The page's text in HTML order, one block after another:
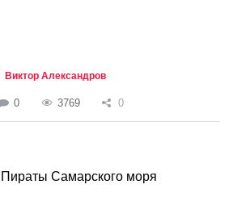
Виктор Александров
0 3769 0
Пираты Самарского моря